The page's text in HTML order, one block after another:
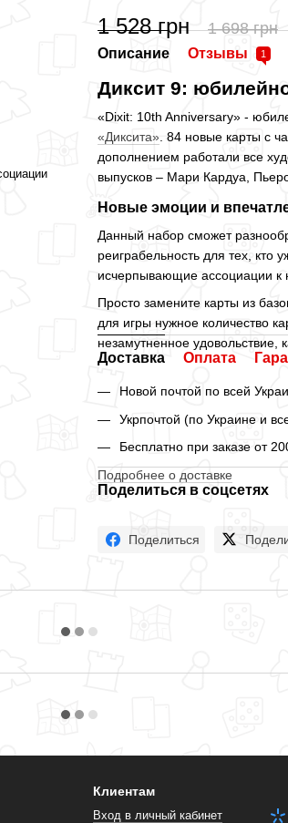
1 528 грн 1 698 грн
Описание Отзывы 1
Диксит 9:
«Dixit: 10th Anniversary» -
«Диксита» . 84 новые карты с
дополнением работали все
выпусков – Мари Кардуа,
Новые эмоции и
Данный набор сможет
реиграбельность для тех, кто
исчерпывающие ассоциации к
Просто замените карты из
для игры нужное количество
незамутненное удовольствие,
Доставка Оплата
Новой почтой по всей
Укрпочтой (по Украине и
Бесплатно при заказе от
Подробнее о доставке
Поделиться в соцсетях
Поделиться
Клиентам
Вход в личный кабинет